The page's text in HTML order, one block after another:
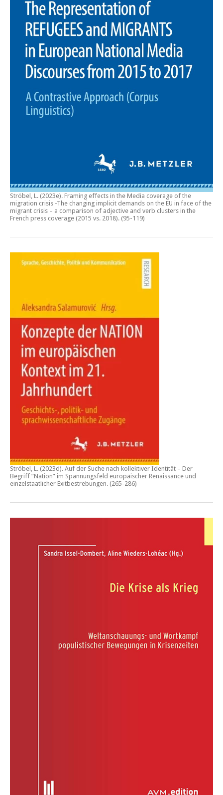
Ströbel, L. (2023e). Framing effects in the Media coverage of the
migration crisis -The changing implicit demands on the EU in face of the
migrant crisis – a comparison of adjective and verb clusters in the
French press coverage (2015 vs. 2018). (95-119)
Ströbel, L. (2023d). Auf der Suche nach kollektiver Identität – Der
Begriff “Nation” im Spannungsfeld europäischer Renaissance und
einzelstaatlicher Exitbestrebungen. (265-286)